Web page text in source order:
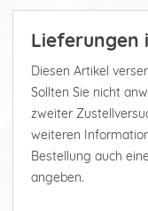
Lieferungen
Diesen Artikel
Sollten Sie nicht
zweiter
weiteren
Bestellung auch
angeben.